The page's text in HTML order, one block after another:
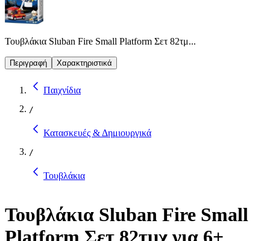
Τουβλάκια Sluban Fire Small Platform Σετ 82τμ...
Περιγραφή Χαρακτηριστικά
Παιχνίδια
/
Κατασκευές & Δημιουργικά
/
Τουβλάκια
Τουβλάκια Sluban Fire Small